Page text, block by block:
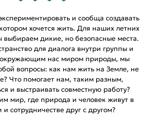
и сообща создавать
хочется жить. Для наших летних
выбираем дикие, но безопасные места.
для диалога внутри группы и
окружающим нас миром природы, мы
вопросы: как нам жить на Земле, не
Что помогает нам, таким разным,
и выстраивать совместную работу?
мир, где природа и человек живут в
и сотрудничестве друг с другом?